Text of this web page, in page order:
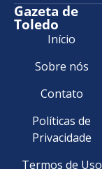
Gazeta de
Toledo
Início
Sobre nós
Contato
Políticas de
Privacidade
Termos de Uso